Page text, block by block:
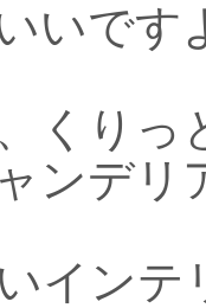
いです
くりっ
ンデリ
イン